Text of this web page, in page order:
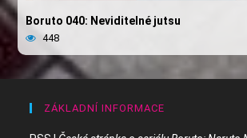
Boruto 040: Neviditelné jutsu
448
ZÁKLADNÍ INFORMACE